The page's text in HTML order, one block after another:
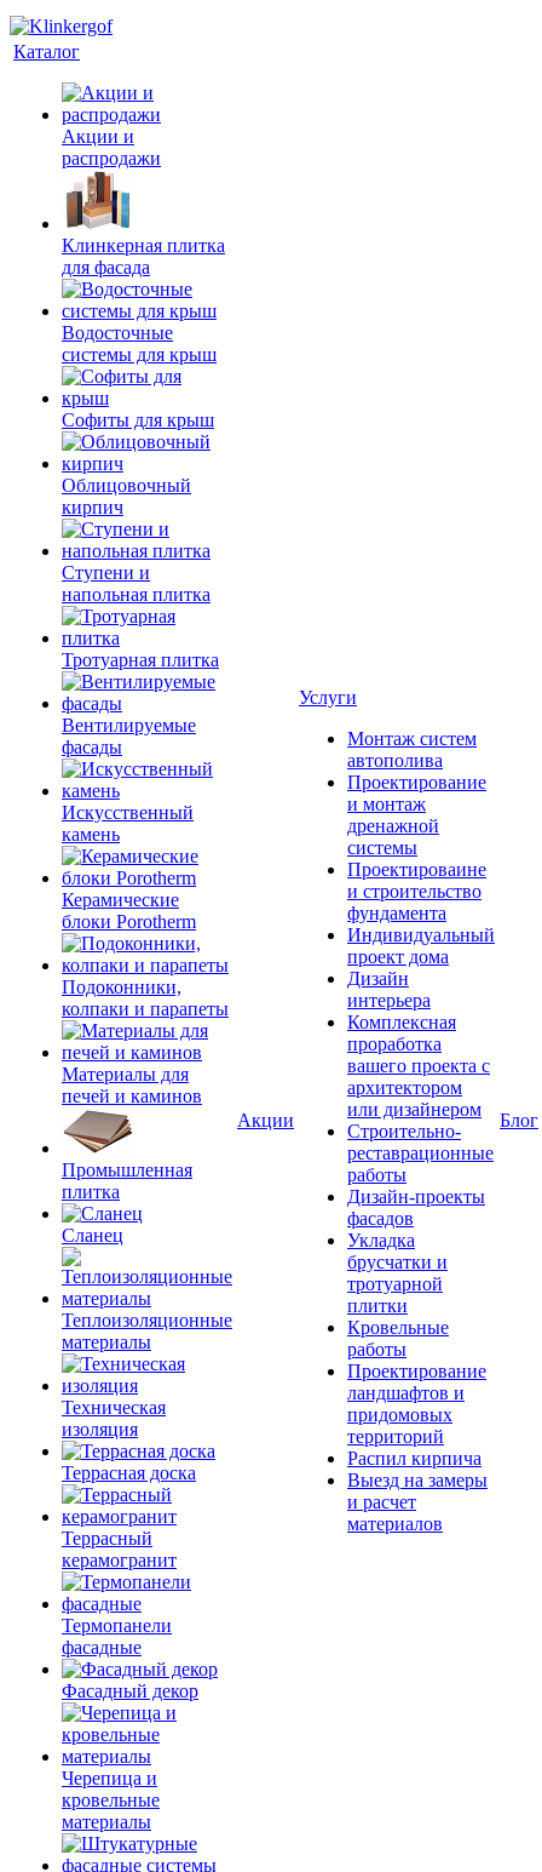
Каталог
Акции и
распродажи
Клинкерная плитка
для фасада
Водосточные
системы для крыш
Софиты для крыш
Облицовочный
кирпич
Ступени и
напольная плитка
Тротуарная плитка
Вентилируемые
фасады
Искусственный
камень
Керамические
блоки Porotherm
Подоконники,
колпаки и парапеты
Материалы для
печей и каминов
Промышленная
плитка
Сланец
Теплоизоляционные
материалы
Техническая
изоляция
Террасная доска
Террасный
керамогранит
Термопанели
фасадные
Фасадный декор
Черепица и
кровельные
материалы
Акции
Услуги
Монтаж систем
автополива
Проектирование
и монтаж
дренажной
системы
Проектироваине
и строительство
фундамента
Индивидуальный
проект дома
Дизайн
интерьера
Комплексная
проработка
вашего проекта с
архитектором
или дизайнером
Строительно-
реставрационные
работы
Дизайн-проекты
фасадов
Укладка
брусчатки и
тротуарной
плитки
Кровельные
работы
Проектирование
ландшафтов и
придомовых
территорий
Распил кирпича
Выезд на замеры
и расчет
материалов
Блог